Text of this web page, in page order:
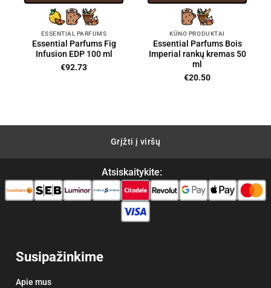
ESSENTIAL PARFUMS
Essential Parfums Fig
Infusion EDP 100 ml
€92.73
KŪNO PRODUKTAI
Essential Parfums Bois
Imperial rankų kremas 50
ml
€20.50
Grįžti į viršų
Atsiskaitykite:
Susipažinkime
Apie mus